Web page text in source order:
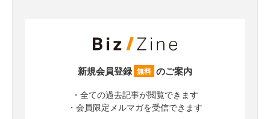
新規会員登録 無料 のご案内
・全ての過去記事が閲覧できます
・会員限定メルマガを受信できます